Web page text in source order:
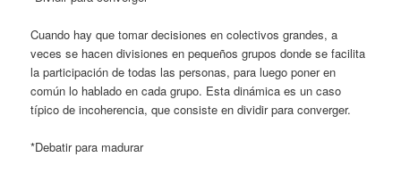
Cuando hay que tomar decisiones en colectivos grandes, a
veces se hacen divisiones en pequeños grupos donde se facilita
la participación de todas las personas, para luego poner en
común lo hablado en cada grupo. Esta dinámica es un caso
típico de incoherencia, que consiste en dividir para converger.
*Debatir para madurar